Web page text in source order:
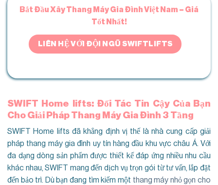
Bắt Đầu Xây Thang Máy Gia Đình Việt Nam – Giá
Tốt Nhất!
LIÊN HỆ VỚI ĐỘI NGŨ SWIFTLIFTS
SWIFT Home lifts: Đối Tác Tin Cậy Của Bạn
Cho Giải Pháp Thang Máy Gia Đình 3 Tầng
SWIFT Home lifts đã khẳng định vị thế là nhà cung cấp giải
pháp thang máy gia đình uy tín hàng đầu khu vực châu Á. Với
đa dạng dòng sản phẩm được thiết kế đáp ứng nhiều nhu cầu
khác nhau, SWIFT mang đến dịch vụ trọn gói từ tư vấn, lắp đặt
đến bảo trì. Dù bạn đang tìm kiếm một thang máy nhỏ gọn cho